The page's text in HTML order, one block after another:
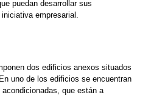
puedan desarrollar sus
empresarial.
dos edificios anexos situados
uno de los edificios se encuentran
que están a